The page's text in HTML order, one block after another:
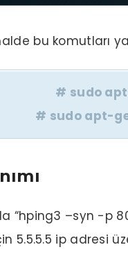
bu komutları
# sudo
# sudo apt-
“hping3 –syn -p
5.5.5.5 ip adresi